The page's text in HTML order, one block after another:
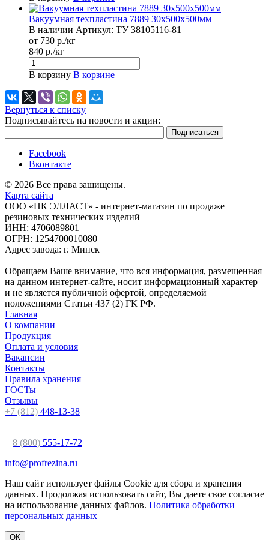
Вакуумная техпластина 7889 30х500х500мм
В наличии Артикул: ТУ 38105116-81
от 730 р./кг
840 р./кг
В корзину В корзине
Вернуться к списку
Подписывайтесь на новости и акции:
Facebook
Вконтакте
© 2026 Все права защищены.
Карта сайта
ООО «ПК ЭЛЛАСТ» - интернет-магазин по продаже
резиновых технических изделий
ИНН: 4706089801
ОГРН: 1254700010080
Адрес завода: г. Минск
Обращаем Ваше внимание, что вся информация, размещенная
на данном интернет-сайте, носит информационный характер
и не является публичной офертой, определяемой
положениями Статьи 437 (2) ГК РФ.
Главная
О компании
Продукция
Оплата и условия
Вакансии
Контакты
Правила хранения
ГОСТы
Отзывы
+7 (812) 448-13-38
8 (800) 555-17-72
info@profrezina.ru
Наш сайт использует файлы Cookie для сбора и хранения
данных. Продолжая использовать сайт, Вы даете свое согласие
на использование данных файлов. Политика обработки
персональных данных
ОК